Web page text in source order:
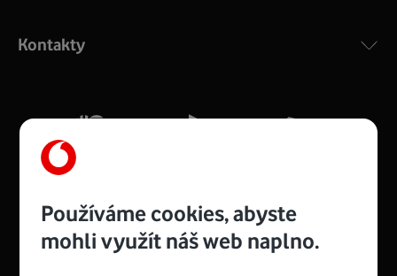
silný signál pro celou domácnost. Kompaktní rozměry 21
Více o COMPAL CH7465VF
Kontakty
Používáme cookies, abyste
mohli využít náš web naplno.